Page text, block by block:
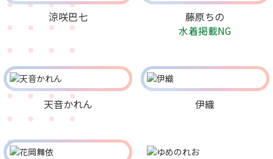
涼咲巴七
藤原ちの
水着掲載NG
天音かれん 伊織